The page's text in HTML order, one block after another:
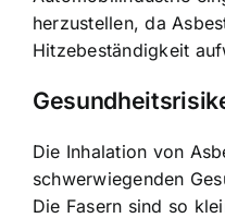
herzustellen, da
Hitzebeständigkeit
Die Inhalation von
schwerwiegenden
Die Fasern sind so